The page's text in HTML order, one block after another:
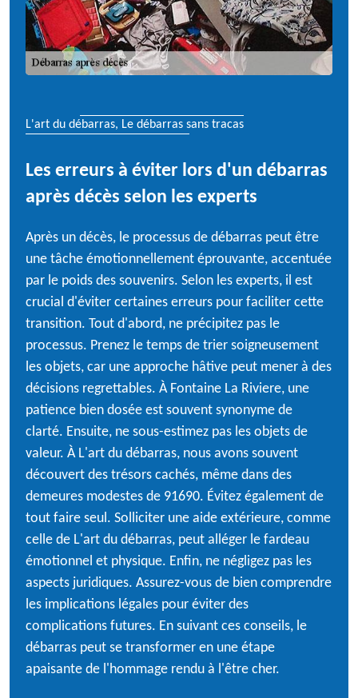
L'art du débarras, Le débarras sans tracas
Les erreurs à éviter lors d'un débarras
après décès selon les experts
Après un décès, le processus de débarras peut être
une tâche émotionnellement éprouvante, accentuée
par le poids des souvenirs. Selon les experts, il est
crucial d'éviter certaines erreurs pour faciliter cette
transition. Tout d'abord, ne précipitez pas le
processus. Prenez le temps de trier soigneusement
les objets, car une approche hâtive peut mener à des
décisions regrettables. À Fontaine La Riviere, une
patience bien dosée est souvent synonyme de
clarté. Ensuite, ne sous-estimez pas les objets de
valeur. À L'art du débarras, nous avons souvent
découvert des trésors cachés, même dans des
demeures modestes de 91690. Évitez également de
tout faire seul. Solliciter une aide extérieure, comme
celle de L'art du débarras, peut alléger le fardeau
émotionnel et physique. Enfin, ne négligez pas les
aspects juridiques. Assurez-vous de bien comprendre
les implications légales pour éviter des
complications futures. En suivant ces conseils, le
débarras peut se transformer en une étape
apaisante de l'hommage rendu à l'être cher.